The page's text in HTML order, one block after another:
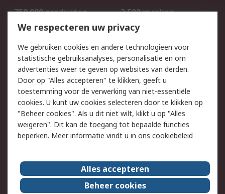
750.000 producten
2.500 merken
Bestellen
Inkoopoplossingen
Track & Trace
Wettelijk
Cookiebeleid
Email veiligheid
Privacybeleid
Websitevoorwaarden
Algemene
verkoopvoorwaarden
Over RS
RS Group
Over ons
We respecteren uw privacy
We gebruiken cookies en andere technologieën voor
statistische gebruiksanalyses, personalisatie en om
advertenties weer te geven op websites van derden.
Door op "Alles accepteren" te klikken, geeft u
toestemming voor de verwerking van niet-essentiële
cookies. U kunt uw cookies selecteren door te klikken op
"Beheer cookies". Als u dit niet wilt, klikt u op "Alles
weigeren". Dit kan de toegang tot bepaalde functies
beperken. Meer informatie vindt u in ons cookiebeleid
Alles accepteren
Beheer cookies